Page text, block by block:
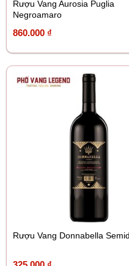
Rượu Vang Aurosia Puglia
Negroamaro
860.000 ₫
Rượu Vang Donnabella